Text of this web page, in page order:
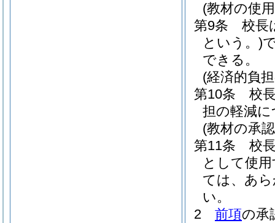
(教材の使
第9条
校長
という。)
できる。
(経済的負
第10条
校
担の軽減
(教材の承
第11条
校
として使
ては、あ
い。
2
前項の承